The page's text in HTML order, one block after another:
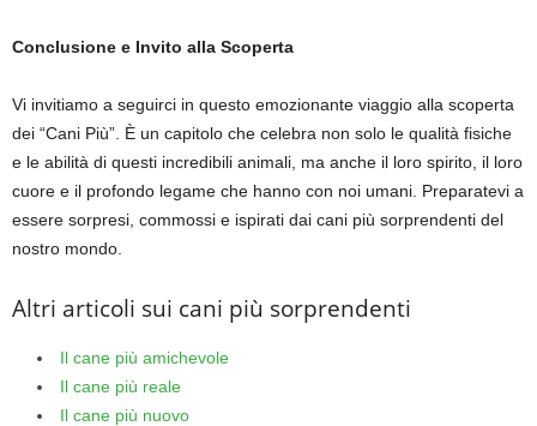
Conclusione e Invito alla Scoperta
Vi invitiamo a seguirci in questo emozionante viaggio alla scoperta
dei “Cani Più”. È un capitolo che celebra non solo le qualità fisiche
e le abilità di questi incredibili animali, ma anche il loro spirito, il loro
cuore e il profondo legame che hanno con noi umani. Preparatevi a
essere sorpresi, commossi e ispirati dai cani più sorprendenti del
nostro mondo.
Altri articoli sui cani più sorprendenti
Il cane più amichevole
Il cane più reale
Il cane più nuovo